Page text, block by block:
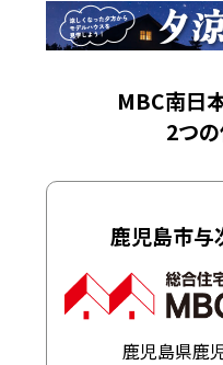
MBC南日
2つ
鹿児島市
鹿児島県鹿